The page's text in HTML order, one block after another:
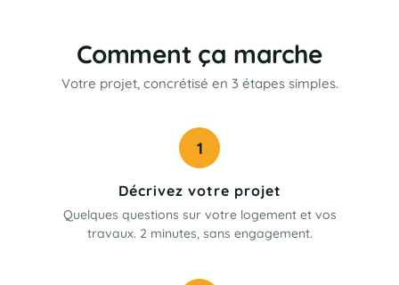
Comment ça marche
Votre projet, concrétisé en 3 étapes simples.
1
Décrivez votre projet
Quelques questions sur votre logement et vos
travaux. 2 minutes, sans engagement.